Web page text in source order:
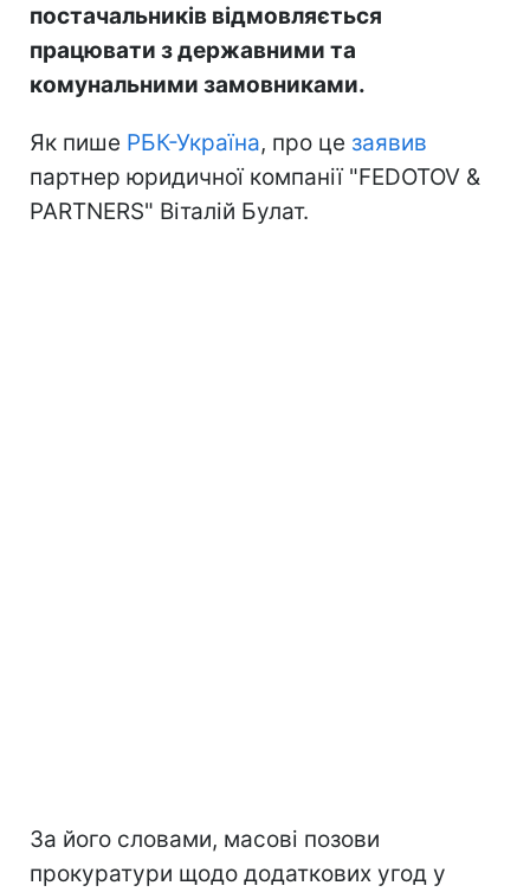
постачальників відмовляється
працювати з державними та
комунальними замовниками.
Як пише РБК-Україна, про це заявив
партнер юридичної компанії "FEDOTOV &
PARTNERS" Віталій Булат.
За його словами, масові позови
прокуратури щодо додаткових угод у